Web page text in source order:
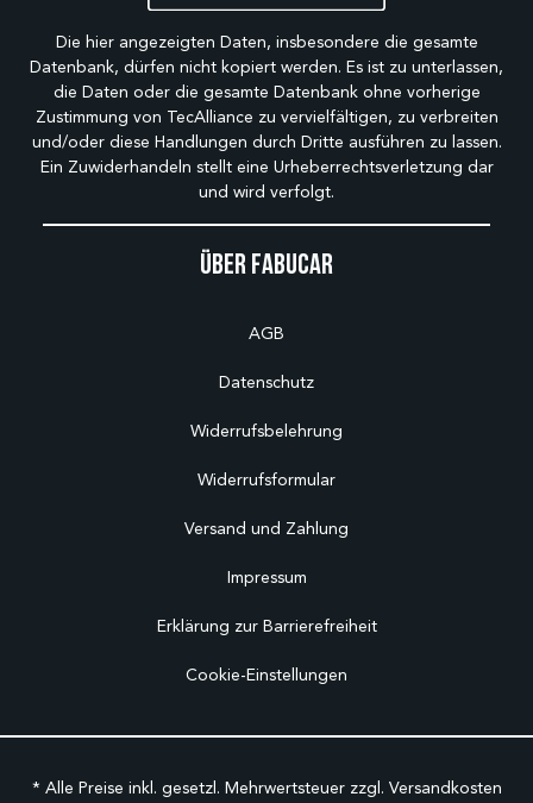
Über Fabucar
AGB
Datenschutz
Widerrufsbelehrung
Widerrufsformular
Versand und Zahlung
Impressum
Erklärung zur Barrierefreiheit
Cookie-Einstellungen
Die hier angezeigten Daten, insbesondere die gesamte
Datenbank, dürfen nicht kopiert werden. Es ist zu unterlassen,
die Daten oder die gesamte Datenbank ohne vorherige
Zustimmung von TecAlliance zu vervielfältigen, zu verbreiten
und/oder diese Handlungen durch Dritte ausführen zu lassen.
Ein Zuwiderhandeln stellt eine Urheberrechtsverletzung dar
und wird verfolgt.
* Alle Preise inkl. gesetzl. Mehrwertsteuer zzgl. Versandkosten